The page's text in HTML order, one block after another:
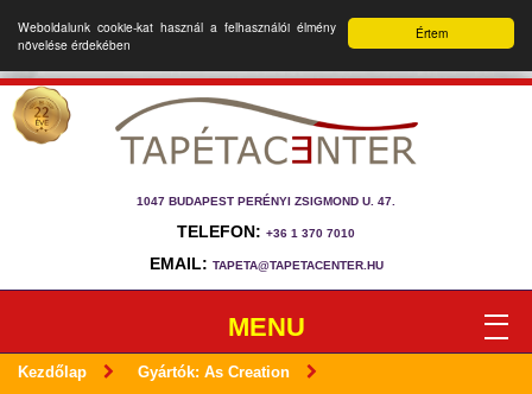
Értem
Weboldalunk cookie-kat használ a felhasználói élmény
növelése érdekében
1047 BUDAPEST PERÉNYI ZSIGMOND U. 47.
TELEFON: +36 1 370 7010
EMAIL: TAPETA@TAPETACENTER.HU
MENU
Kezdőlap Gyártók: As Creation